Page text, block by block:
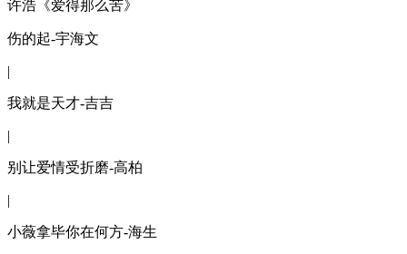
许浩《爱得那么苦》
伤的起-宇海文
|
我就是天才-吉吉
|
别让爱情受折磨-高柏
|
小薇拿毕你在何方-海生